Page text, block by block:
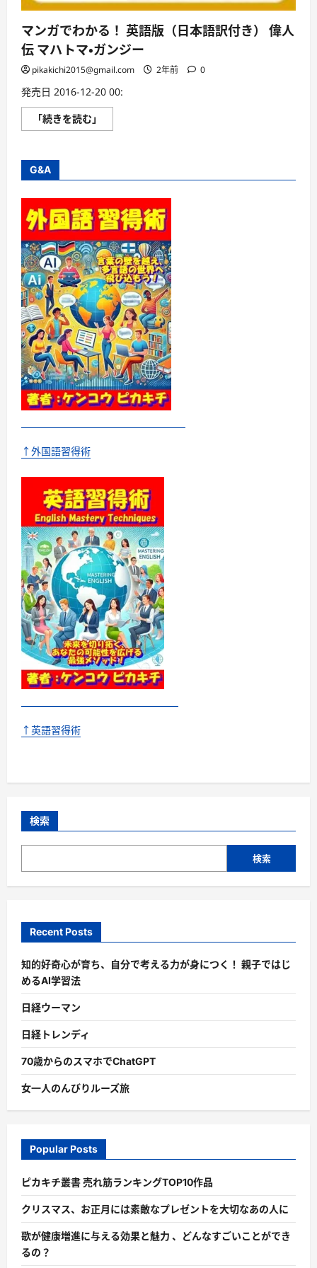
マンガでわかる！ 英語版（日本語訳付き） 偉人
伝 マハトマ・ガンジー
pikakichi2015@gmail.com 2年前 0
発売日 2016-12-20 00:
「続きを読む」
ン
る！
語
版
（日
本
語
訳
付
き）
偉
人
伝
マ
ハ
ト
マ・
ガ
ン
ジ
ー
に
つ
い
て
さ
G&A
↑外国語習得術
↑英語習得術
検索
検索
Recent Posts
知的好奇心が育ち、自分で考える力が身につく！ 親子ではじ
めるAI学習法
日経ウーマン
日経トレンディ
70歳からのスマホでChatGPT
女一人のんびりルーズ旅
Popular Posts
ピカキチ叢書 売れ筋ランキングTOP10作品
クリスマス、お正月には素敵なプレゼントを大切なあの人に
歌が健康増進に与える効果と魅力 、どんなすごいことができ
るの？